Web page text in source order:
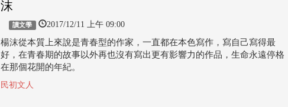
沫
讀文學 2017/12/11 上午 09:00
楊沫從本質上來說是青春型的作家，一直都在本色寫作，寫自己寫得最
好，在青春期的故事以外再也沒有寫出更有影響力的作品，生命永遠停格
在那個花開的年紀。
民初文人